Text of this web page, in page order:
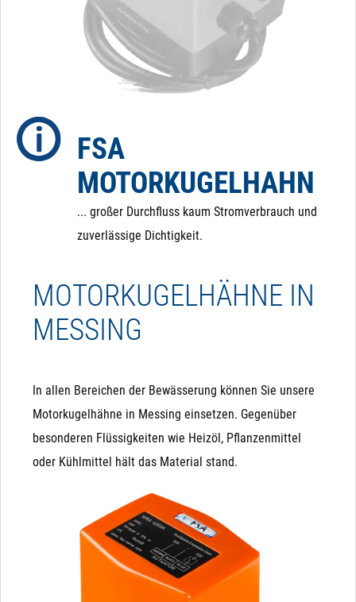
Ventil aber im Falle eines Stromausfalls in den
Ursprungszustand zurückschalten. Dafür haben wir
eine eigenes Zusatzmodul entwickelt, das dafür sorgt,
dass der Kugelhahn im Falle eines Stromausfalls in
eine definierte Position zurückfährt.
FSA
MOTORKUGELHAHN
... großer Durchfluss kaum Stromverbrauch und
zuverlässige Dichtigkeit.
MOTORKUGELHÄHNE IN
MESSING
In allen Bereichen der Bewässerung können Sie unsere
Motorkugelhähne in Messing einsetzen. Gegenüber
besonderen Flüssigkeiten wie Heizöl, Pflanzenmittel
oder Kühlmittel hält das Material stand.